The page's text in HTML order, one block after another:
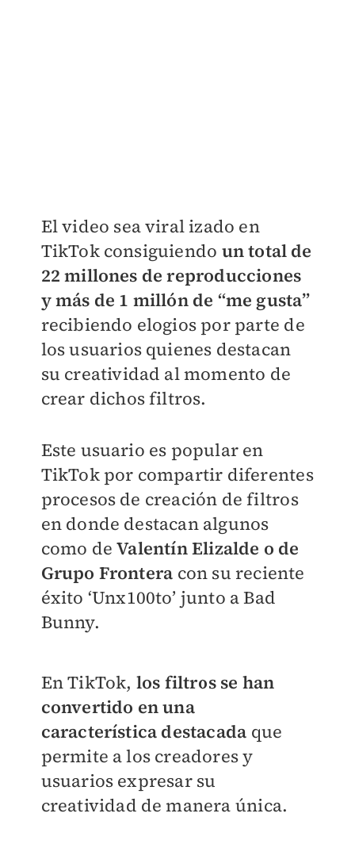
El video sea viral izado en
TikTok consiguiendo un total de
22 millones de reproducciones
y más de 1 millón de “me gusta”
recibiendo elogios por parte de
los usuarios quienes destacan
su creatividad al momento de
crear dichos filtros.
Este usuario es popular en
TikTok por compartir diferentes
procesos de creación de filtros
en donde destacan algunos
como deValentín Elizalde o de
Grupo Frontera con su reciente
éxito ‘Unx100to’ junto a Bad
Bunny.
En TikTok, los filtros se han
convertido en una
característica destacada que
permite a los creadores y
usuarios expresar su
creatividad de manera única.